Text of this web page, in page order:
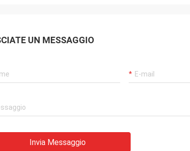
UN MESSAGGIO
Invia Messaggio